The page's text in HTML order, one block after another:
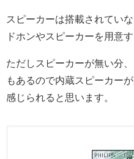
スピーカーは搭載されてい
ドホンやスピーカーを用意
ただしスピーカーが無い分
もあるので内蔵スピーカー
感じられると思います。